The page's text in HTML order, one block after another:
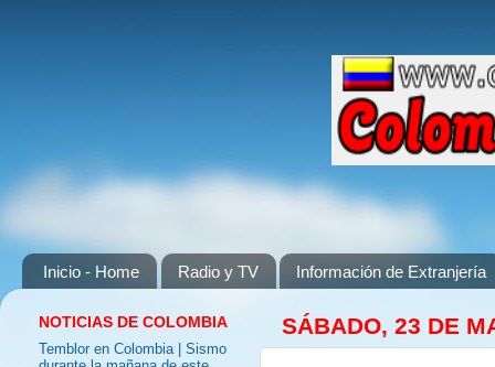
Inicio - Home Radio y TV Información de Extranjería
SÁBADO, 23 DE
NOTICIAS DE COLOMBIA
Temblor en Colombia | Sismo